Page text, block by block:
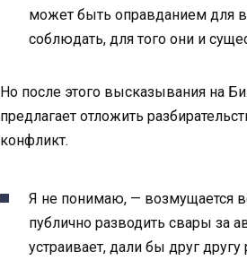
может быть оправданием для
соблюдать, для того они и
Но после этого высказывания на
предлагает отложить
конфликт.
Я не понимаю, — возмущается
публично разводить свары за
устраивает, дали бы друг